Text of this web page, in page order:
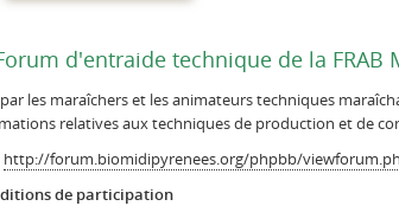
d'entraide technique de la FRAB
les maraîchers et les animateurs techniques
relatives aux techniques de production et de
http://forum.biomidipyrenees.org/phpbb/
de participation